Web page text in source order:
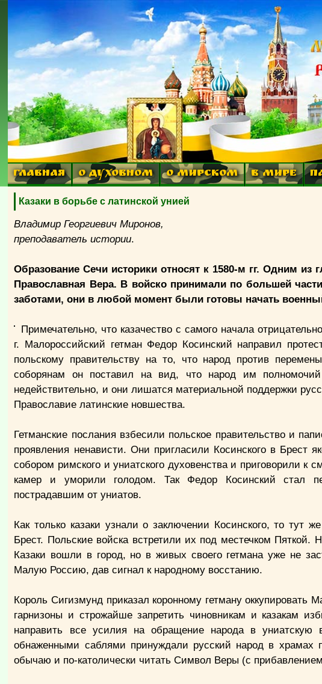
ГЛАВНАЯ О ДУХОВНОМ О МИРСКОМ В МИРЕ
Казаки в борьбе с латинской унией
Владимир Георгиевич Миронов,
преподаватель истории.
Образование Сечи историки относят к 1580-м гг. Одним из
Православная Вера. В войско принимали по большей
заботами, они в любой момент были готовы начать
Примечательно, что казачество с самого начала
г. Малороссийский гетман Федор Косинский направил
польскому правительству на то, что народ против
соборянам он поставил на вид, что народ им
недействительно, и они лишатся материальной поддержки
Православие латинские новшества.
Гетманские послания взбесили польское правительство и
проявления ненависти. Они пригласили Косинского в Брест
собором римского и униатского духовенства и приговорили к
камер и уморили голодом. Так Федор Косинский стал
пострадавшим от униатов.
Как только казаки узнали о заключении Косинского, то
Брест. Польские войска встретили их под местечком
Казаки вошли в город, но в живых своего гетмана уже не
Малую Россию, дав сигнал к народному восстанию.
Король Сигизмунд приказал коронному гетману
гарнизоны и строжайше запретить чиновникам и казакам
направить все усилия на обращение народа в униатскую
обнаженными саблями принуждали русский народ в храмах
обычаю и по-католически читать Символ Веры (с